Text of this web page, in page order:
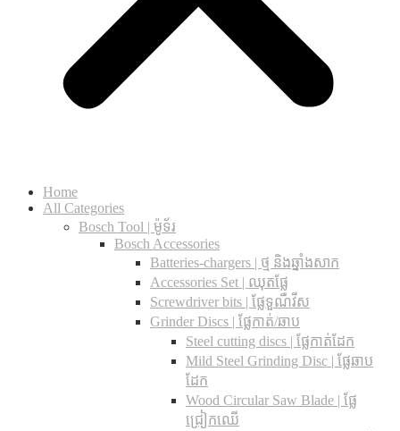
Home
All Categories
Bosch Tool | ម៉ូទ័រ
Bosch Accessories
Batteries-chargers | ថ្ម និងឆ្នាំងសាក
Accessories Set | ឈុតផ្លែ
Screwdriver bits | ផ្លែទួណឺវីស
Grinder Discs |​ ផ្លែកាត់/ឆាប
Steel cutting discs |​ ផ្លែកាត់ដែក
Mild Steel Grinding Disc | ផ្លែឆាប
ដែក
Wood Circular Saw Blade | ផ្លែ
ជ្រៀកឈើ